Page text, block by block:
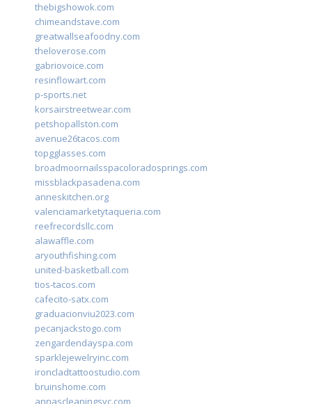
thebigshowok.com
chimeandstave.com
greatwallseafoodny.com
theloverose.com
gabriovoice.com
resinflowart.com
p-sports.net
korsairstreetwear.com
petshopallston.com
avenue26tacos.com
topgglasses.com
broadmoornailsspacoloradosprings.com
missblackpasadena.com
anneskitchen.org
valenciamarketytaqueria.com
reefrecordsllc.com
alawaffle.com
aryouthfishing.com
united-basketball.com
tios-tacos.com
cafecito-satx.com
graduacionviu2023.com
pecanjackstogo.com
zengardendayspa.com
sparklejewelryinc.com
ironcladtattoostudio.com
bruinshome.com
annascleaningsvc.com